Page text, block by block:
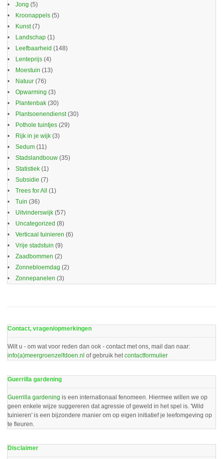
Jong (5)
Kroonappels (5)
Kunst(7)
Landschap (1)
Leefbaarheid (148)
Lenteprijs (4)
Moestuin (13)
Natuur (76)
Opwarming (3)
Plantenbak (30)
Plantsoenendienst(30)
Pothole tuintjes (29)
Rijk in je wijk (3)
Sedum (11)
Stadslandbouw (35)
Statistiek (1)
Subsidie (7)
Trees for All
(1)
Tuin (36)
Uitvinderswijk (57)
Uncategorized (8)
Verticaal tuinieren (6)
Vrije stadstuin (9)
Zaadbommen (2)
Zonnebloemdag (2)
Zonnepanelen (3)
Contact, vragen/opmerkingen
Wilt u - om wat voor reden dan ook - contact met ons, mail dan naar:
info(a)meergroenzelfdoen.nl of gebruik hetcontactformulier
Guerrilla gardening
Guerrilla gardening is een internationaal fenomeen. Hiermee willen we op
geen enkele wijze suggereren dat agressie of geweld in het spel is. 'Wild
tuinieren' is een bijzondere manier om op eigen initiatief je leefomgeving op
te fleuren.
Disclaimer